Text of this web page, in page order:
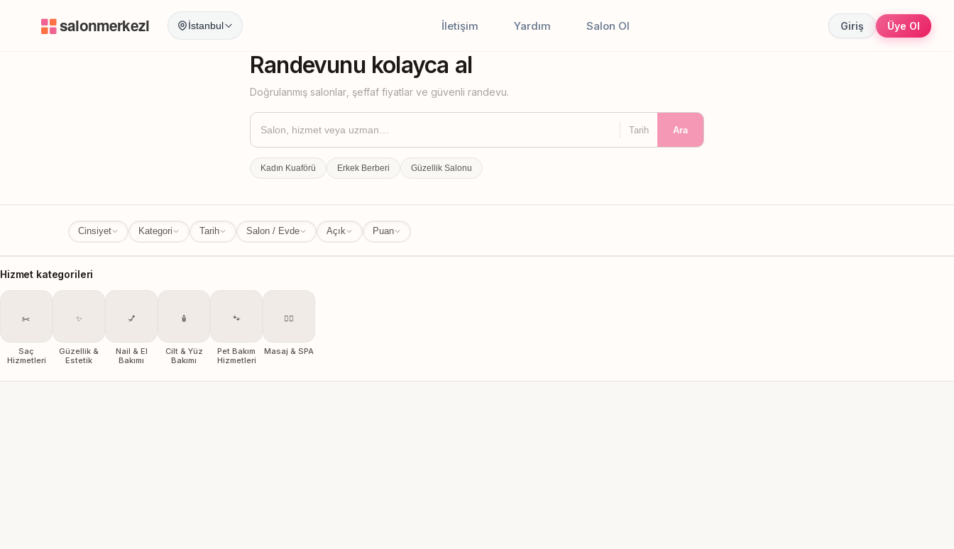
İstanbul İletişim Yardım Salon Ol Giriş Üye Ol
Randevunu kolayca al
Doğrulanmış salonlar, şeffaf fiyatlar ve güvenli randevu.
Tarih Ara
Kadın Kuaförü Erkek Berberi Güzellik Salonu
Cinsiyet Kategori Tarih Salon / Evde Açık Puan
Hizmet kategorileri
✂️
Saç
Hizmetleri
✨
Güzellik &
Estetik
💅
Nail & El
Bakımı
🧴
Cilt & Yüz
Bakımı
🐾
Pet Bakım
Hizmetleri
💆‍♀️
Masaj & SPA